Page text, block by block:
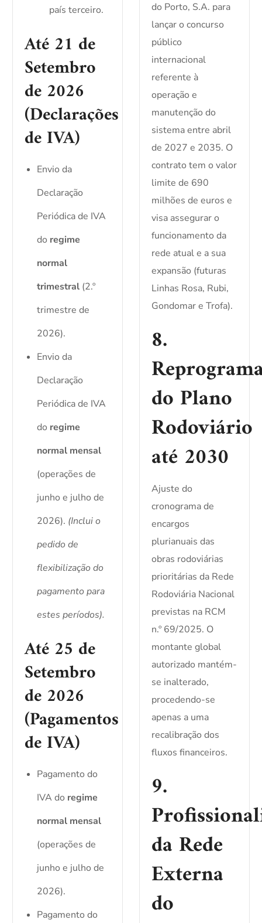
país terceiro.
Até 21 de
Setembro
de 2026
(Declarações
de IVA)
Envio da
Declaração
Periódica de IVA
do regime
normal
trimestral (2.º
trimestre de
2026).
Envio da
Declaração
Periódica de IVA
do regime
normal mensal
(operações de
junho e julho de
2026). (Inclui o
pedido de
flexibilização do
pagamento para
estes períodos).
Até 25 de
Setembro
de 2026
(Pagamentos
de IVA)
Pagamento do
IVA do regime
normal mensal
(operações de
junho e julho de
2026).
Pagamento do
do Porto, S.A. para
lançar o concurso
público
internacional
referente à
operação e
manutenção do
sistema entre abril
de 2027 e 2035. O
contrato tem o valor
limite de 690
milhões de euros e
visa assegurar o
funcionamento da
rede atual e a sua
expansão (futuras
Linhas Rosa, Rubi,
Gondomar e Trofa).
8.
do Plano
Rodoviário
até 2030
Ajuste do
cronograma de
encargos
plurianuais das
obras rodoviárias
prioritárias da Rede
Rodoviária Nacional
previstas na RCM
n.º 69/2025. O
montante global
autorizado mantém-
se inalterado,
procedendo-se
apenas a uma
recalibração dos
fluxos financeiros.
9.
da Rede
Externa
do